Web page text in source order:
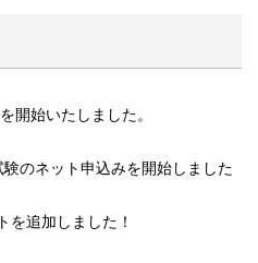
開始いたしました。
のネット申込みを開始しました
を追加しました！